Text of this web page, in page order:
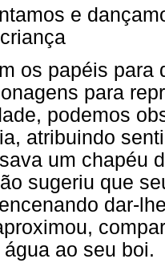
e
os papéis para
para
podemos
atribuindo
um chapéu
sugeriu que
dar-
ao seu boi.